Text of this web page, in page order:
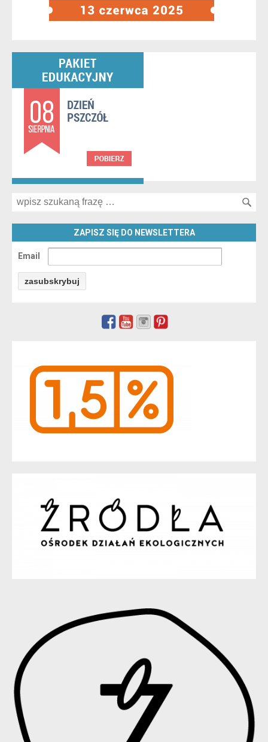
Search for:
ZAPISZ SIĘ DO NEWSLETTERA
Email